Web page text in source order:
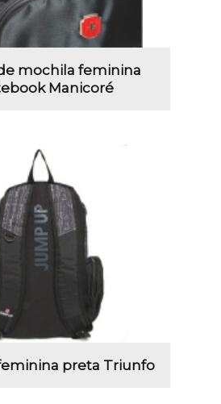
mochila feminina
Manicoré
preta Triunfo